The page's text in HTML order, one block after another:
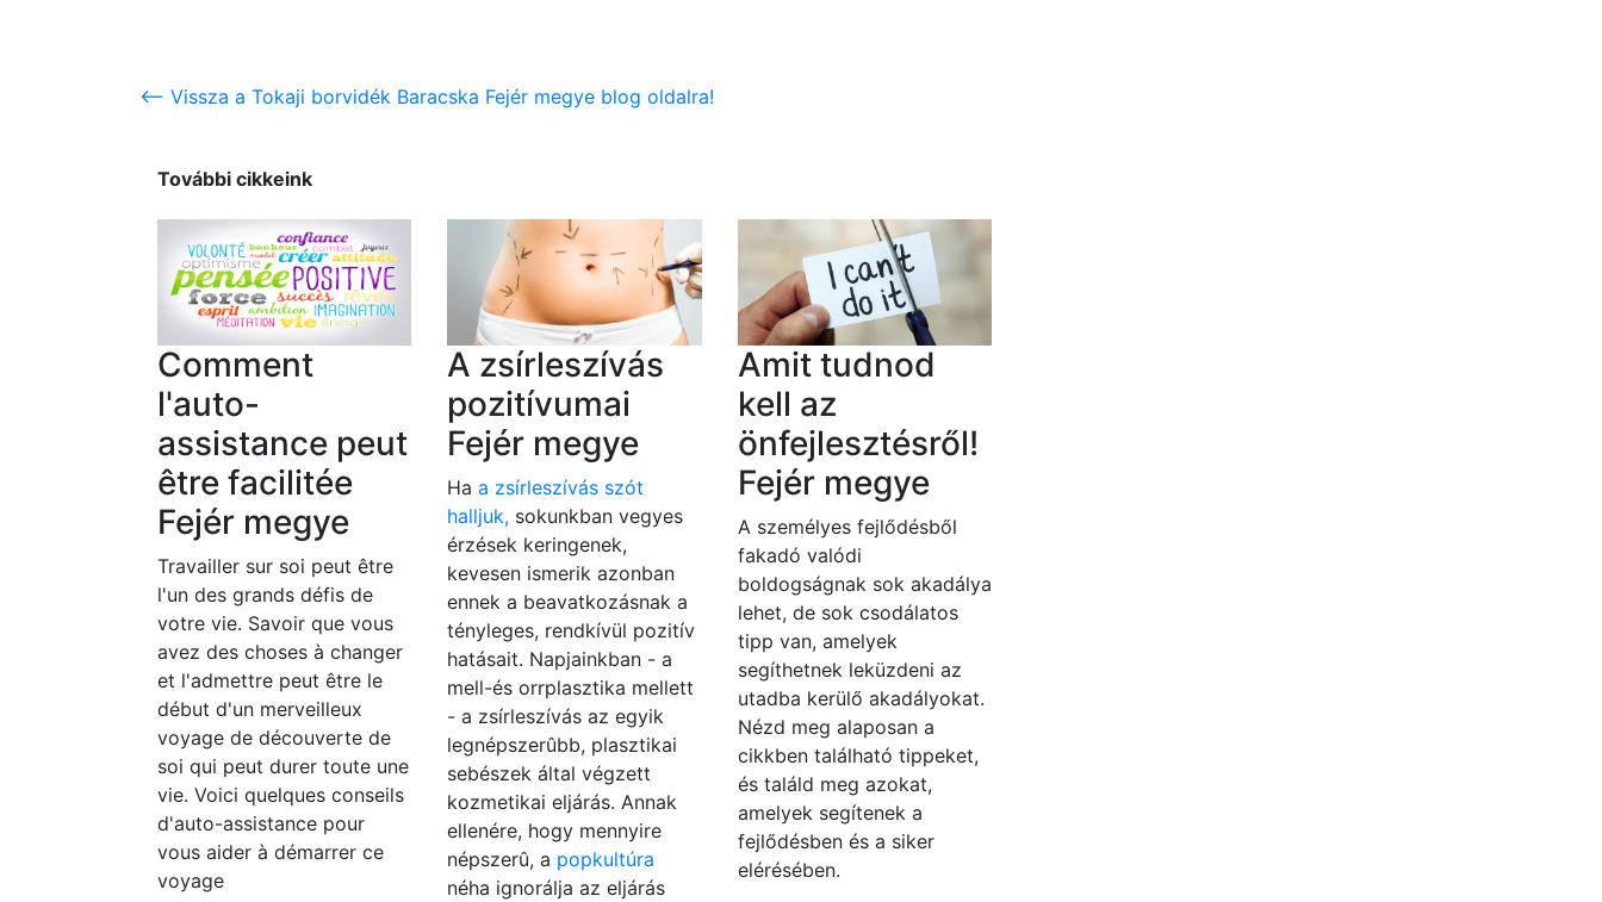
<-- Vissza a Tokaji borvidék Baracska Fejér megye blog oldalra!
További cikkeink
Comment
l'auto-
assistance peut
être facilitée
Fejér megye
Travailler sur soi peut être
l'un des grands défis de
votre vie. Savoir que vous
avez des choses à changer
et l'admettre peut être le
début d'un merveilleux
voyage de découverte de
soi qui peut durer toute une
vie. Voici quelques conseils
d'auto-assistance pour
vous aider à démarrer ce
voyage
A zsírleszívás
pozitívumai
Fejér megye
Haa zsírleszívás szót
halljuk, sokunkban vegyes
érzések keringenek,
kevesen ismerik azonban
ennek a beavatkozásnak a
tényleges, rendkívül pozitív
hatásait. Napjainkban - a
mell-és orrplasztika mellett
- a zsírleszívás az egyik
legnépszerûbb, plasztikai
sebészek által végzett
kozmetikai eljárás. Annak
ellenére, hogy mennyire
népszerû, a popkultúra
néha ignorálja az eljárás
Amit tudnod
kell az
önfejlesztésről!
Fejér megye
A személyes fejlődésből
fakadó valódi
boldogságnak sok akadálya
lehet, de sok csodálatos
tipp van, amelyek
segíthetnek leküzdeni az
utadba kerülő akadályokat.
Nézd meg alaposan a
cikkben található tippeket,
és találd meg azokat,
amelyek segítenek a
fejlődésben és a siker
elérésében.